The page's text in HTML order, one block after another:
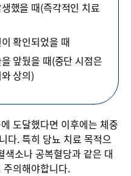
했을 때(즉각적인 치료
확인되었을 때
앞뒀을 때(중단 시점은
상의)
도달했다면 이후에는 체중
다. 특히 당뇨 치료 목적으
소나 공복혈당과 같은 대
의해야합니다.